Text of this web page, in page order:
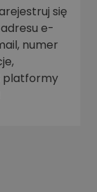
się
e-
numer
platformy